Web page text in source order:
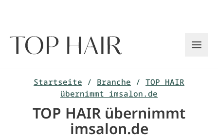
Startseite / Branche / TOP HAIR
übernimmt imsalon.de
TOP HAIR übernimmt
imsalon.de